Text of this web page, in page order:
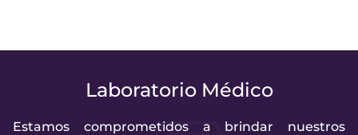
Laboratorio Médico
Estamos comprometidos a brindar nuestros